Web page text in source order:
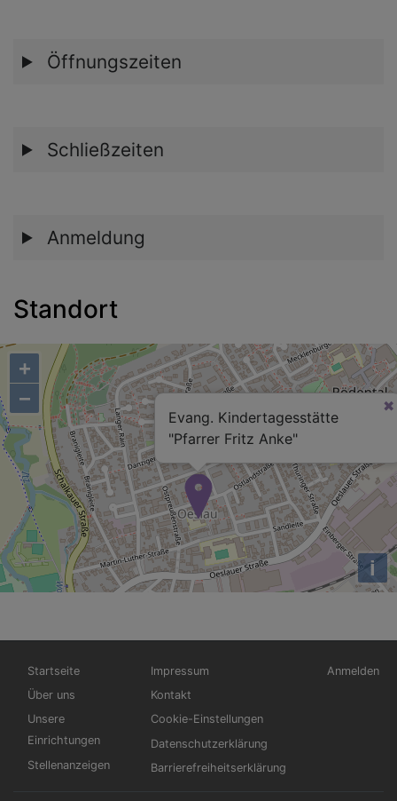
Öffnungszeiten
Schließzeiten
Anmeldung
Standort
Evang. Kindertagesstätte
"Pfarrer Fritz Anke"
+
−
i
Hauptnavigation
Startseite
Über uns
Unsere
Einrichtungen
Stellenanzeigen
Fußbereichsmenü
Impressum
Kontakt
Cookie-Einstellungen
Datenschutzerklärung
Barrierefreiheitserklärung
Anmelden